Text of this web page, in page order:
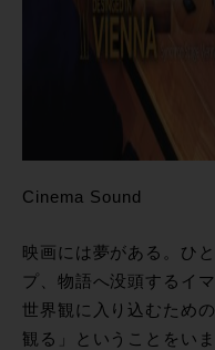
Cinema Sound
映画には夢がある。ひ
プ、物語へ没頭するイ
世界観に入り込むため
観る」ということをい